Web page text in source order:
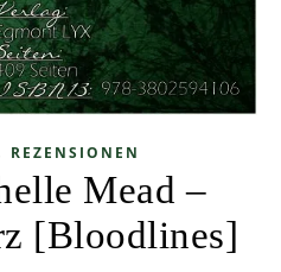
REZENSIONEN
Mead –
[Bloodlines]